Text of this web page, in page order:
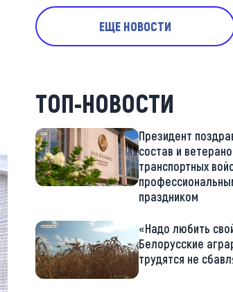
ЕЩЕ НОВОСТИ
ТОП-НОВОСТИ
Президент
состав и
транспортных
праздником
«Надо любить
Белорусские
трудятся не